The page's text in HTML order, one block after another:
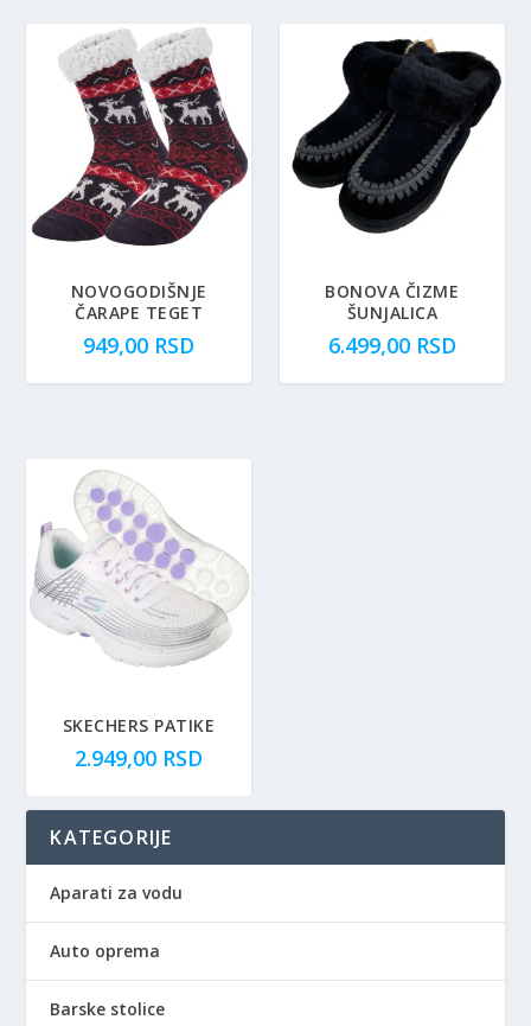
NOVOGODIŠNJE
ČARAPE TEGET
949,00 RSD
BONOVA ČIZME
ŠUNJALICA
6.499,00 RSD
SKECHERS PATIKE
2.949,00 RSD
KATEGORIJE
Aparati za vodu
Auto oprema
Barske stolice